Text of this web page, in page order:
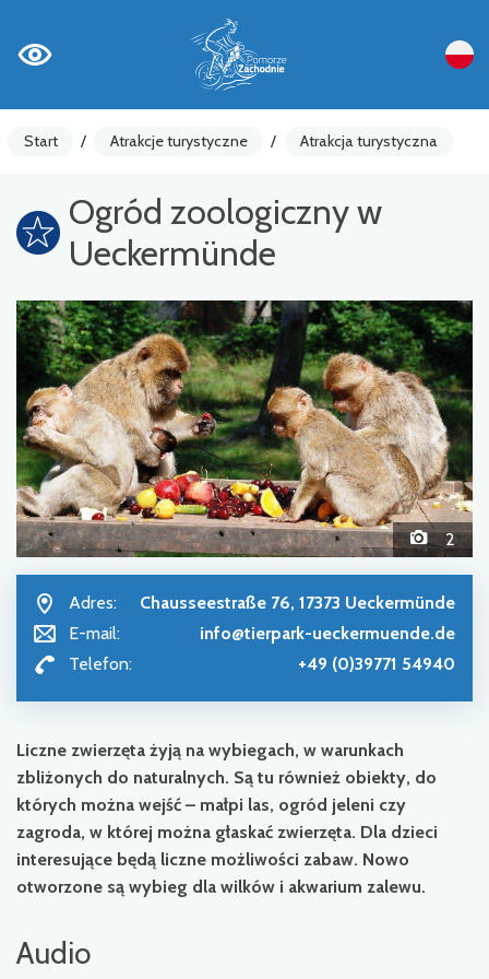
Start / Atrakcje turystyczne / Atrakcja turystyczna
Ogród zoologiczny w
Ueckermünde
2
Adres:
Chausseestraße 76, 17373 Ueckermünde
E-mail:
info@tierpark-ueckermuende.de
Telefon:
+49 (0)39771 54940
Liczne zwierzęta żyją na wybiegach, w warunkach
zbliżonych do naturalnych. Są tu również obiekty, do
których można wejść – małpi las, ogród jeleni czy
zagroda, w której można głaskać zwierzęta. Dla dzieci
interesujące będą liczne możliwości zabaw. Nowo
otworzone są wybieg dla wilków i akwarium zalewu.
Audio